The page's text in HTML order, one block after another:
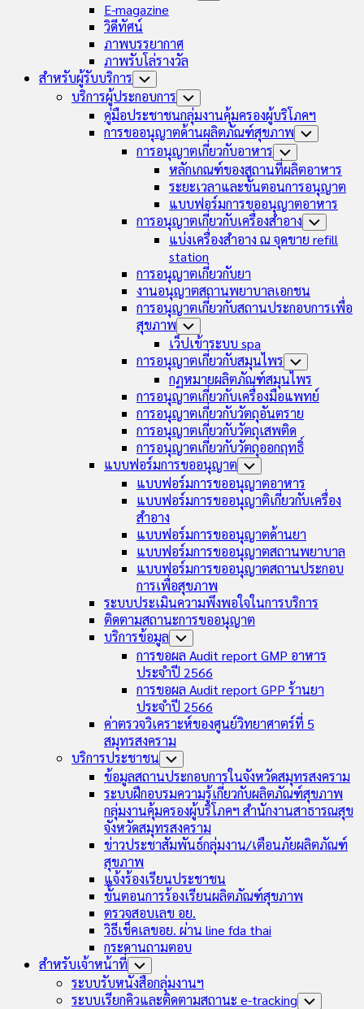
E-magazine
วิดีทัศน์
ภาพบรรยากาศ
ภาพรับโล่รางวัล
สำหรับผู้รับบริการ Toggle
Child
Menu
บริการผู้ประกอบการ Toggle
Child
Menu
คู่มือประชาชนกลุ่มงานคุ้มครองผู้บริโภคฯ
การขออนุญาตด้านผลิตภัณฑ์สุขภาพ Toggle
การอนุญาตเกี่ยวกับอาหาร Toggle
Child
Menu
หลักเกณฑ์ของสถานที่ผลิตอาหาร
ระยะเวลาและขั้นตอนการอนุญาต
แบบฟอร์มการขออนุญาตอาหาร
การอนุญาตเกี่ยวกับเครื่องสำอาง Toggle
Child
Menu
แบ่งเครื่องสำอาง ณ จุดขาย refill
station
การอนุญาตเกี่ยวกับยา
งานอนุญาตสถานพยาบาลเอกชน
การอนุญาตเกี่ยวกับสถานประกอบการเพื่อ
สุขภาพ Toggle
Child
Menu
เว็ปเข้าระบบ spa
การอนุญาตเกี่ยวกับสมุนไพร Toggle
Child
Menu
กฏหมายผลิตภัณฑ์สมุนไพร
การอนุญาตเกี่ยวกับเครื่องมือแพทย์
การอนุญาตเกี่ยวกับวัตถุอันตราย
การอนุญาตเกี่ยวกับวัตถุเสพติด
การอนุญาตเกี่ยวกับวัตถุออกฤทธิ์
แบบฟอร์มการขออนุญาต Toggle
Child
Menu
แบบฟอร์มการขออนุญาตอาหาร
แบบฟอร์มการขออนุญาติเกี่ยวกับเครื่อง
สำอาง
แบบฟอร์มการขออนุญาตด้านยา
แบบฟอร์มการขออนุญาตสถานพยาบาล
แบบฟอร์มการขออนุญาตสถานประกอบ
การเพื่อสุขภาพ
ระบบประเมินความพึงพอใจในการบริการ
ติดตามสถานะการขออนุญาต
บริการข้อมูล Toggle
Child
Menu
การขอผล Audit report GMP อาหาร
ประจำปี 2566
การขอผล Audit report GPP ร้านยา
ประจำปี 2566
ค่าตรวจวิเคราะห์ของศูนย์วิทยาศาตร์ที่ 5
สมุทรสงคราม
บริการประชาชน Toggle
Child
Menu
ข้อมูลสถานประกอบการในจังหวัดสมุทรสงคราม
ระบบฝึกอบรมความรู้เกี่ยวกับผลิตภัณฑ์สุขภาพ
กลุ่มงานคุ้มครองผู้บริโภคฯ สำนักงานสาธารณสุข
จังหวัดสมุทรสงคราม
ข่าวประชาสัมพันธ์กลุ่มงาน/เตือนภัยผลิตภัณฑ์
สุขภาพ
แจ้งร้องเรียนประชาชน
ขั้นตอนการร้องเรียนผลิตภัณฑ์สุขภาพ
ตรวจสอบเลข อย.
วิธีเช็คเลขอย. ผ่าน line fda thai
กระดานถามตอบ
สำหรับเจ้าหน้าที่ Toggle
Child
Menu
ระบบรับหนังสือกลุ่มงานฯ
ระบบเรียกคิวและติดตามสถานะ e-tracking Toggle